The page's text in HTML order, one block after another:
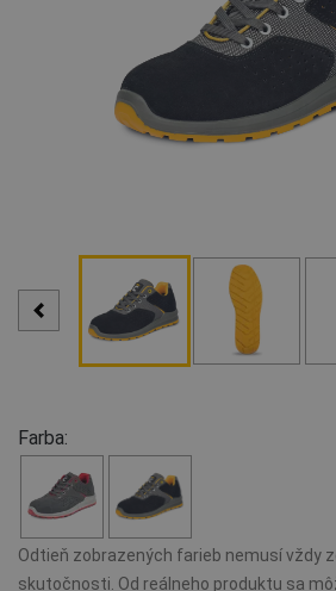
Farba:
Odtieň zobrazených farieb nemusí vždy
skutočnosti. Od reálneho produktu sa